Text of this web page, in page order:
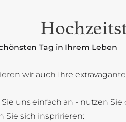
Tag in Ihrem Leben
wir auch Ihre
uns einfach an - nutzen
Sie sich inspririeren: